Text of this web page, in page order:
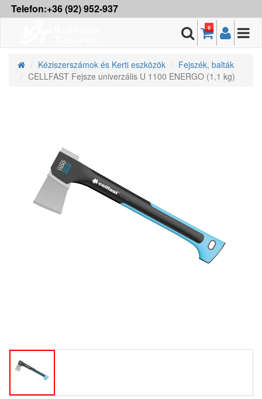
Telefon:+36 (92) 952-937
0
Kéziszerszámok és Kerti eszközök
Fejszék, balták
CELLFAST Fejsze univerzális U 1100 ENERGO (1,1 kg)